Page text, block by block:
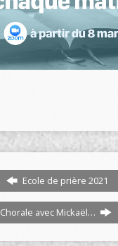
Ecole de prière 2021
Chorale avec Mickaël…